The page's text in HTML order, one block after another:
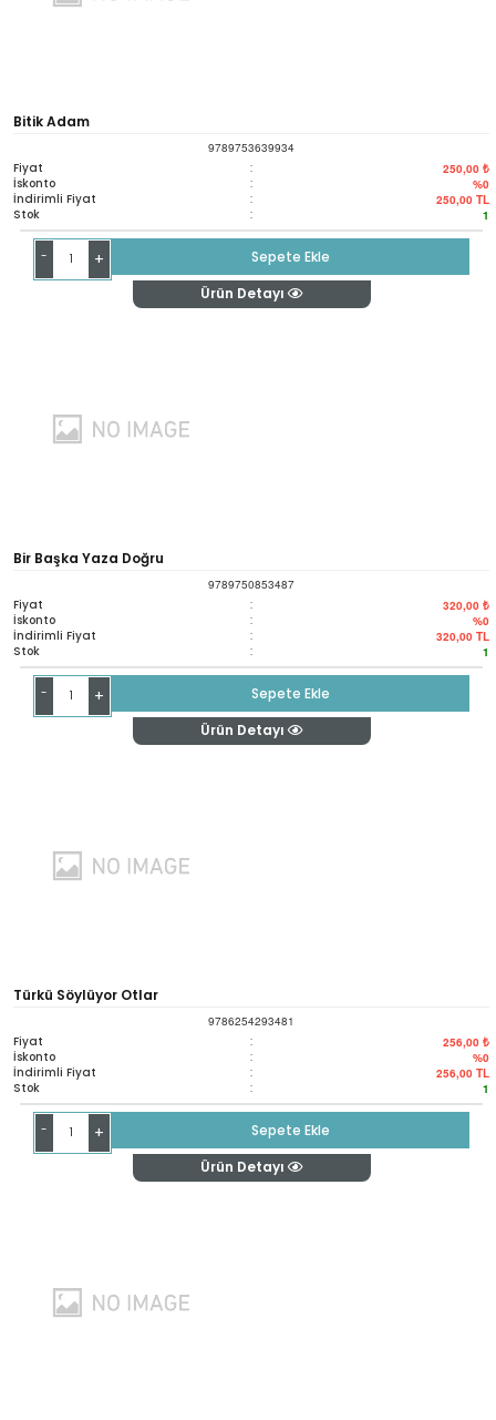
Bitik Adam
9789753639934
Fiyat : 250,00 ₺
İskonto : %0
İndirimli Fiyat : 250,00 TL
Stok : 1
- +
Sepete Ekle
Ürün Detayı
Bir Başka Yaza Doğru
9789750853487
Fiyat : 320,00 ₺
İskonto : %0
İndirimli Fiyat : 320,00 TL
Stok : 1
- +
Sepete Ekle
Ürün Detayı
Türkü Söylüyor Otlar
9786254293481
Fiyat : 256,00 ₺
İskonto : %0
İndirimli Fiyat : 256,00 TL
Stok : 1
- +
Sepete Ekle
Ürün Detayı